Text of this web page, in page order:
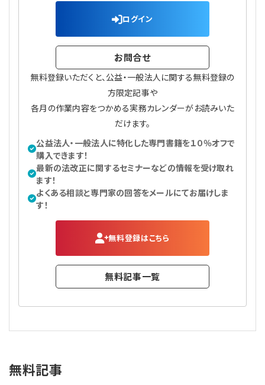
ログイン
お問合せ
無料登録いただくと、公益・一般法人に関する無料登録の
方限定記事や
各月の作業内容をつかめる実務カレンダーがお読みいた
だけます。
公益法人・一般法人に特化した専門書籍を１０％オフで
購入できます！
最新の法改正に関するセミナーなどの情報を受け取れ
ます！
よくある相談と専門家の回答をメールにてお届けしま
す！
無料登録はこちら
無料記事一覧
無料記事